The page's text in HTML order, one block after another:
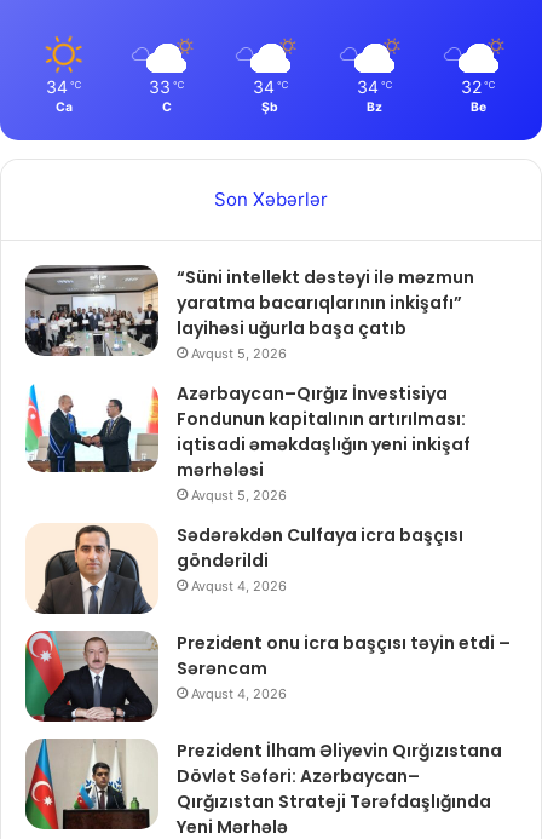
34 ℃
Ca
33 ℃
C
34 ℃
Şb
34 ℃
Bz
32 ℃
Be
Son Xəbərlər
“Süni intellekt dəstəyi ilə məzmun
yaratma bacarıqlarının inkişafı”
layihəsi uğurla başa çatıb
Avqust 5, 2026
Azərbaycan–Qırğız İnvestisiya
Fondunun kapitalının artırılması:
iqtisadi əməkdaşlığın yeni inkişaf
mərhələsi
Avqust 5, 2026
Sədərəkdən Culfaya icra başçısı
göndərildi
Avqust 4, 2026
Prezident onu icra başçısı təyin etdi –
Sərəncam
Avqust 4, 2026
Prezident İlham Əliyevin Qırğızıstana
Dövlət Səfəri: Azərbaycan–
Qırğızıstan Strateji Tərəfdaşlığında
Yeni Mərhələ